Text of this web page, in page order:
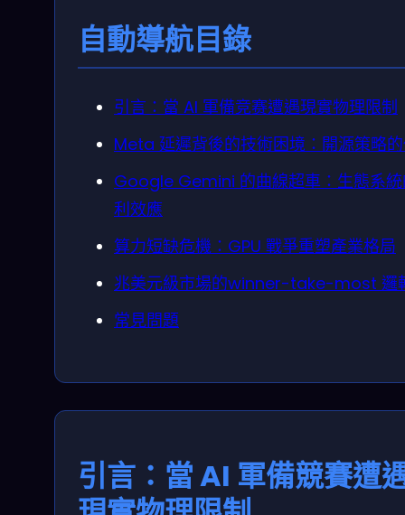
自動導航目錄
引言：當 AI 軍備竞赛遭遇現實物理限制
Meta 延遲背後的技術困境：開源策略
Google Gemini 的曲線超車：生態系
利效應
算力短缺危機：GPU 戰爭重塑產業格局
兆美元級市場的winner-take-most 邏
常見問題
引言：當 AI 軍備競賽遭